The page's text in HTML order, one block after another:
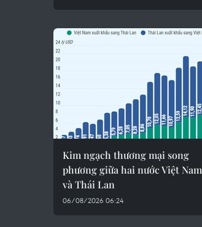
Kim ngạch thương mại song
phương giữa hai nước Việt Nam
và Thái Lan
06/08/2026 06:24